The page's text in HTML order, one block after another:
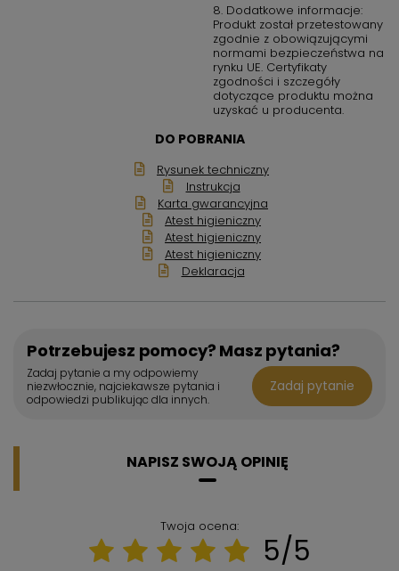
8. Dodatkowe informacje:
Produkt został przetestowany
zgodnie z obowiązującymi
normami bezpieczeństwa na
rynku UE. Certyfikaty
zgodności i szczegóły
dotyczące produktu można
uzyskać u producenta.
DO POBRANIA
Rysunek techniczny
Instrukcja
Karta gwarancyjna
Atest higieniczny
Atest higieniczny
Atest higieniczny
Deklaracja
Potrzebujesz pomocy? Masz pytania?
Zadaj pytanie a my odpowiemy
niezwłocznie, najciekawsze pytania i
odpowiedzi publikując dla innych.
Zadaj pytanie
NAPISZ SWOJĄ OPINIĘ
Twoja ocena:
5/5